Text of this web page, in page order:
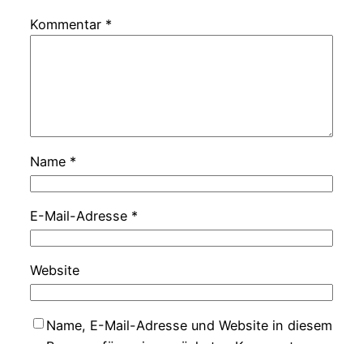
Kommentar *
Name *
E-Mail-Adresse *
Website
Name, E-Mail-Adresse und Website in diesem